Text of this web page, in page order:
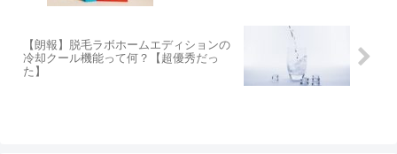
【朗報】脱毛ラボホームエディションの
冷却クール機能って何？【超優秀だっ
た】